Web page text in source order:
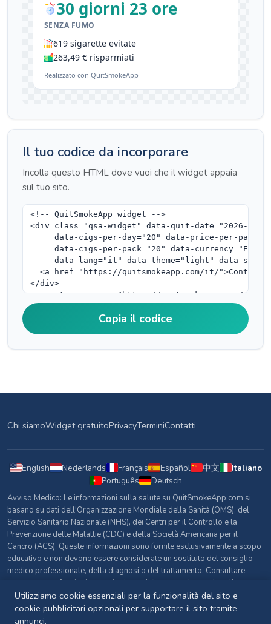
30 giorni 23 ore
SENZA FUMO
619 sigarette evitate
263,49 € risparmiati
Realizzato con QuitSmokeApp
Il tuo codice da incorporare
Incolla questo HTML dove vuoi che il widget appaia
sul tuo sito.
Copia il codice
Chi siamoWidget gratuitoPrivacyTerminiContatti
English Nederlands Français Español 中文
Italiano
Português
Deutsch
Avviso Medico: Le informazioni sulla salute su QuitSmokeApp.com si
basano su dati dell'Organizzazione Mondiale della Sanità (OMS), del
Servizio Sanitario Nazionale (NHS), dei Centri per il Controllo e la
Prevenzione delle Malattie (CDC) e della Società Americana per il
Cancro (ACS). Queste informazioni sono fornite esclusivamente a scopo
educativo e non devono essere considerate un sostituto del consiglio
medico professionale, della diagnosi o del trattamento. Consultare
sempre un professionista sanitario qualificato per domande sulla
propria salute.
Fonti e Riferimenti
Utilizziamo cookie essenziali per la funzionalità del sito e
cookie pubblicitari opzionali per supportare il sito tramite
annunci.